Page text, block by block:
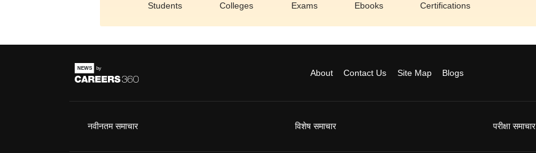
Students Colleges Exams Ebooks Certifications
About Contact Us Site Map Blogs
नवीनतम समाचार विशेष समाचार परीक्षा समाचार